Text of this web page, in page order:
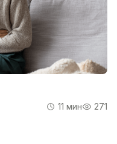
11 мин 271